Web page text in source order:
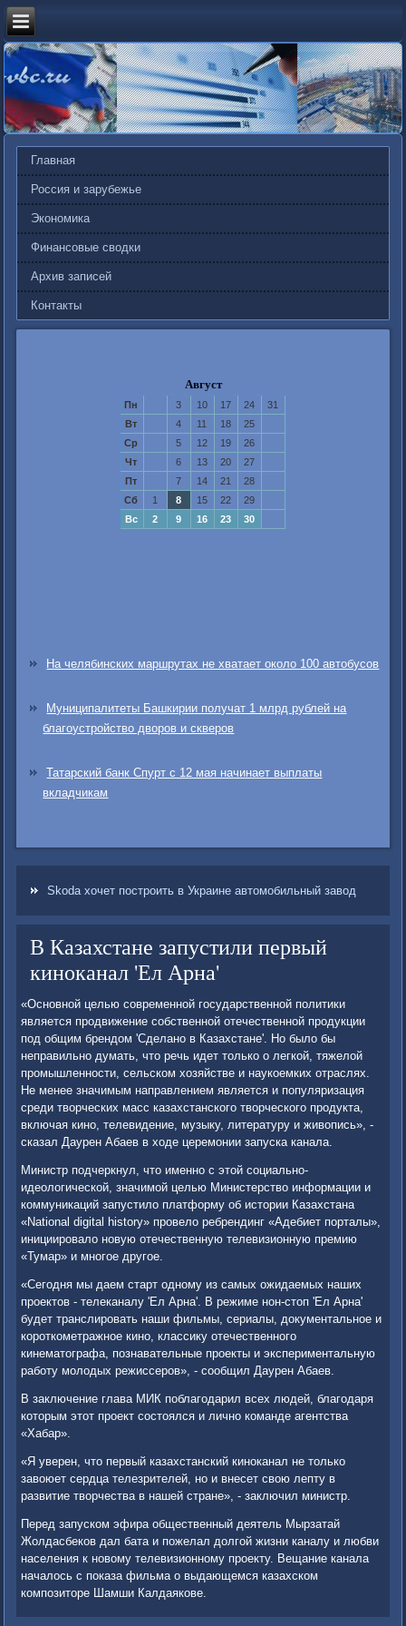
Главная
Россия и зарубежье
Экономика
Финансовые сводки
Архив записей
Контакты
Август
Пн 3 10 17 24
31
Вт
4 11 18
25
Ср
5 12 19
26
Чт
6 13 20
27
Пт
7 14 21
28
Сб
1 8 15 22
29
Вс
2 9 16 23 30
На челябинских маршрутах не хватает около 100 автобусов
Муниципалитеты Башкирии получат 1 млрд рублей на
благоустройство дворов и скверов
Татарский банк Спурт с 12 мая начинает выплаты
вкладчикам
Skoda хочет построить в Украине автомобильный завод
В Казахстане запустили первый
киноканал 'Ел Арна'
«Основной целью современной государственной политики
является продвижение собственной отечественной продукции
под общим брендом 'Сделано в Казахстане'. Но было бы
неправильно думать, что речь идет только о легкой, тяжелой
промышленности, сельском хозяйстве и наукоемких отраслях.
Не менее значимым направлением является и популяризация
среди творческих масс казахстанского творческого продукта,
включая кино, телевидение, музыку, литературу и живопись», -
сказал Даурен Абаев в ходе церемонии запуска канала.
Министр подчеркнул, что именно с этой социально-
идеологической, значимой целью Министерство информации и
коммуникаций запустило платформу об истории Казахстана
«National digital history» провело ребрендинг «Адебиет порталы»,
инициировало новую отечественную телевизионную премию
«Тумар» и многое другое.
«Сегодня мы даем старт одному из самых ожидаемых наших
проектов - телеканалу 'Ел Арна'. В режиме нон-стоп 'Ел Арна'
будет транслировать наши фильмы, сериалы, документальное и
короткометражное кино, классику отечественного
кинематографа, познавательные проекты и экспериментальную
работу молодых режиссеров», - сообщил Даурен Абаев.
В заключение глава МИК поблагодарил всех людей, благодаря
которым этот проект состоялся и лично команде агентства
«Хабар».
«Я уверен, что первый казахстанский киноканал не только
завоюет сердца телезрителей, но и внесет свою лепту в
развитие творчества в нашей стране», - заключил министр.
Перед запуском эфира общественный деятель Мырзатай
Жолдасбеков дал бата и пожелал долгой жизни каналу и любви
населения к новому телевизионному проекту. Вещание канала
началось с показа фильма о выдающемся казахском
композиторе Шамши Калдаякове.